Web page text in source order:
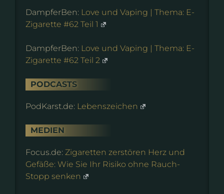
DampferBen: Love und Vaping | Thema: E-
Zigarette #62 Teil 1
DampferBen: Love und Vaping | Thema: E-
Zigarette #62 Teil 2
PODCASTS
PodKarst.de: Lebenszeichen
MEDIEN
Focus.de: Zigaretten zerstören Herz und
Gefäße: Wie Sie Ihr Risiko ohne Rauch-
Stopp senken